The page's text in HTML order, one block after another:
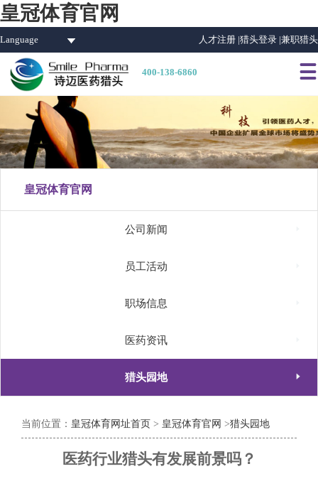
皇冠体育官网
Language 人才注册 |猎头登录 |兼职猎头
400-138-6860 
皇冠体育官网
公司新闻
员工活动
职场信息
医药资讯
猎头园地 
当前位置： 皇冠体育网址首页 > 皇冠体育官网 >猎头园地
医药行业猎头有发展前景吗？